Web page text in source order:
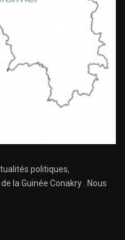
politiques,
la Guinée Conakry . Nous